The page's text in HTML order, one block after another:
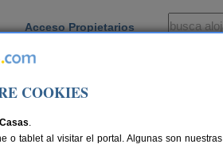
Acceso Propietarios
COOKIES
.
tablet al visitar el portal. Algunas son